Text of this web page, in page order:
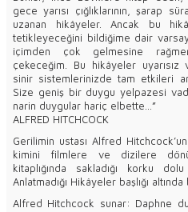
gece yarısı çığlıklarının, şarap
uzanan hikâyeler. Ancak bu
tetikleyeceğini bildiğime dair
içimden çok gelmesine
çekeceğim. Bu hikâyeler uyarısız
sinir sistemlerinizde tam etkileri
Size geniş bir duygu yelpazesi
narin duygular hariç elbette...”
ALFRED HITCHCOCK
Gerilimin ustası Alfred
kimini filmlere ve dizilere
kitaplığında sakladığı korku
Anlatmadığı Hikâyeler başlığı
Alfred Hitchcock sunar: Daphne